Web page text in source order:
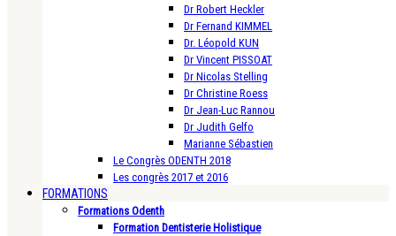
Dr Robert Heckler
Dr Fernand KIMMEL
Dr. Léopold KUN
Dr Vincent PISSOAT
Dr Nicolas Stelling
Dr Christine Roess
Dr Jean-Luc Rannou
Dr Judith Gelfo
Marianne Sébastien
Le Congrès ODENTH 2018
Les congrès 2017 et 2016
FORMATIONS
Formations Odenth
Formation Dentisterie Holistique